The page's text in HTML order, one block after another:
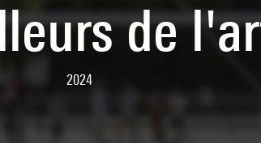
de
2024